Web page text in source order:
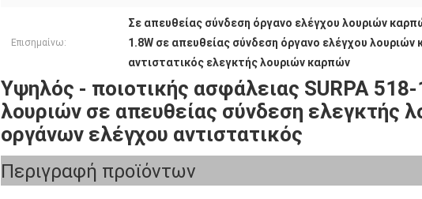
Επισημαίνω:
Σε απευθείας σύνδεση όργανο ελέγχου λουριών
1.8W σε απευθείας σύνδεση όργανο ελέγχου λουριών
αντιστατικός ελεγκτής λουριών καρπών
Υψηλός - ποιοτικής ασφάλειας SURPA
λουριών σε απευθείας σύνδεση ελεγκτής
οργάνων ελέγχου αντιστατικός
Περιγραφή προϊόντων